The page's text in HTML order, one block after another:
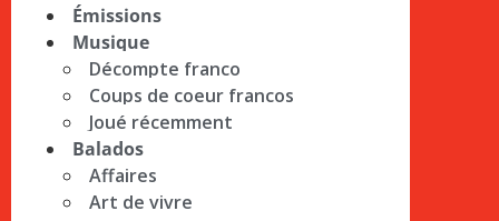
Émissions
Musique
Décompte franco
Coups de coeur francos
Joué récemment
Balados
Affaires
Art de vivre